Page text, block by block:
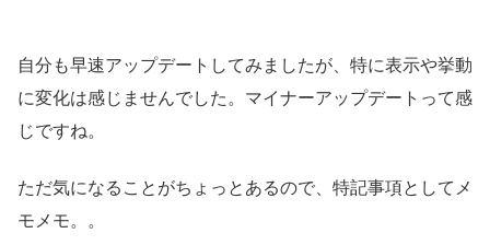
自分も早速アップデートしてみましたが、特に表示や挙動
に変化は感じませんでした。マイナーアップデートって感
じですね。
ただ気になることがちょっとあるので、特記事項としてメ
モメモ。。